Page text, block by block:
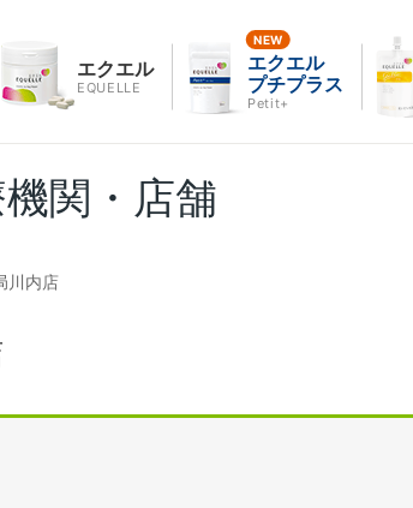
エクエル
EQUELLE
エクエル
プチプラス
Petit+
関・店舗
川内店